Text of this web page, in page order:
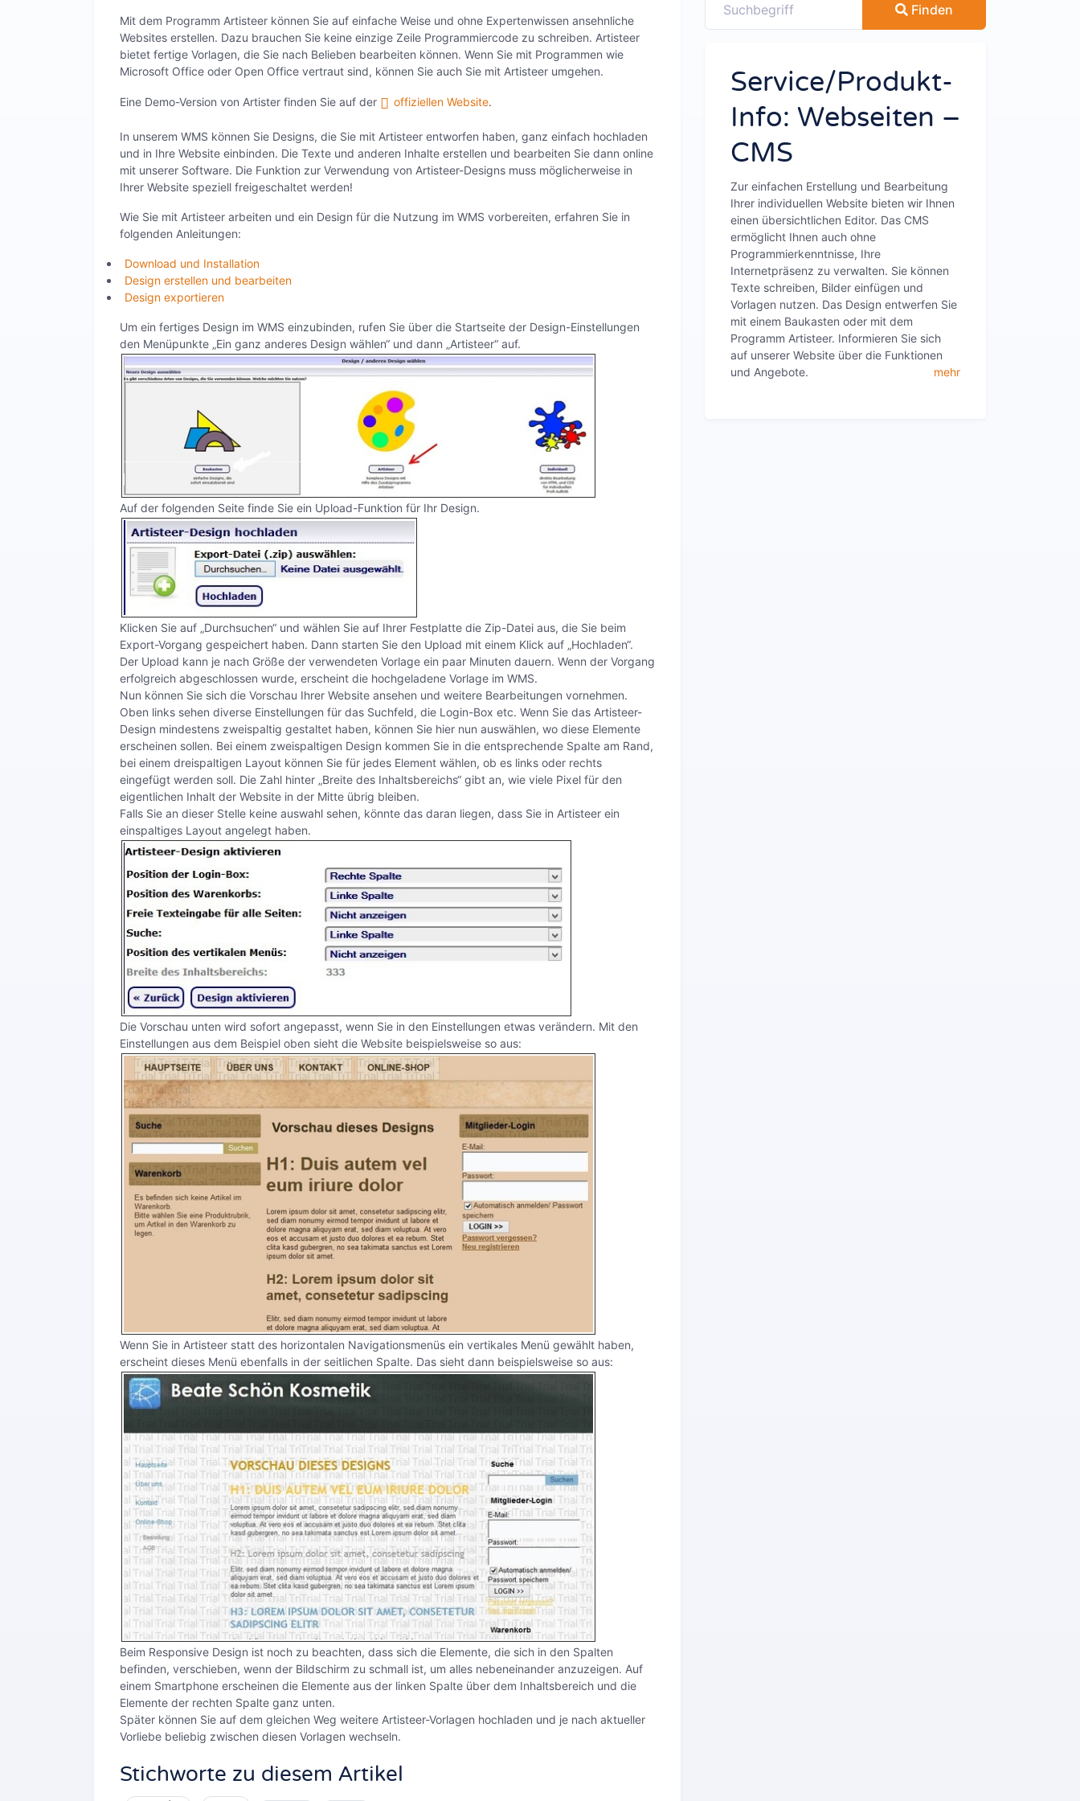
Mit dem Programm Artisteer können Sie auf einfache Weise und ohne Expertenwissen ansehnliche
Websites erstellen. Dazu brauchen Sie keine einzige Zeile Programmiercode zu schreiben. Artisteer
bietet fertige Vorlagen, die Sie nach Belieben bearbeiten können. Wenn Sie mit Programmen wie
Microsoft Office oder Open Office vertraut sind, können Sie auch Sie mit Artisteer umgehen.
Eine Demo-Version von Artister finden Sie auf der offiziellen Website.
In unserem WMS können Sie Designs, die Sie mit Artisteer entworfen haben, ganz einfach hochladen
und in Ihre Website einbinden. Die Texte und anderen Inhalte erstellen und bearbeiten Sie dann online
mit unserer Software. Die Funktion zur Verwendung von Artisteer-Designs muss möglicherweise in
Ihrer Website speziell freigeschaltet werden!
Wie Sie mit Artisteer arbeiten und ein Design für die Nutzung im WMS vorbereiten, erfahren Sie in
folgenden Anleitungen:
Download und Installation
Design erstellen und bearbeiten
Design exportieren
Um ein fertiges Design im WMS einzubinden, rufen Sie über die Startseite der Design-Einstellungen
den Menüpunkte „Ein ganz anderes Design wählen“ und dann „Artisteer“ auf.
Auf der folgenden Seite finde Sie ein Upload-Funktion für Ihr Design.
Klicken Sie auf „Durchsuchen“ und wählen Sie auf Ihrer Festplatte die Zip-Datei aus, die Sie beim
Export-Vorgang gespeichert haben. Dann starten Sie den Upload mit einem Klick auf „Hochladen“.
Der Upload kann je nach Größe der verwendeten Vorlage ein paar Minuten dauern. Wenn der Vorgang
erfolgreich abgeschlossen wurde, erscheint die hochgeladene Vorlage im WMS.
Nun können Sie sich die Vorschau Ihrer Website ansehen und weitere Bearbeitungen vornehmen.
Oben links sehen diverse Einstellungen für das Suchfeld, die Login-Box etc. Wenn Sie das Artisteer-
Design mindestens zweispaltig gestaltet haben, können Sie hier nun auswählen, wo diese Elemente
erscheinen sollen. Bei einem zweispaltigen Design kommen Sie in die entsprechende Spalte am Rand,
bei einem dreispaltigen Layout können Sie für jedes Element wählen, ob es links oder rechts
eingefügt werden soll. Die Zahl hinter „Breite des Inhaltsbereichs“ gibt an, wie viele Pixel für den
eigentlichen Inhalt der Website in der Mitte übrig bleiben.
Falls Sie an dieser Stelle keine auswahl sehen, könnte das daran liegen, dass Sie in Artisteer ein
einspaltiges Layout angelegt haben.
Die Vorschau unten wird sofort angepasst, wenn Sie in den Einstellungen etwas verändern. Mit den
Einstellungen aus dem Beispiel oben sieht die Website beispielsweise so aus:
Wenn Sie in Artisteer statt des horizontalen Navigationsmenüs ein vertikales Menü gewählt haben,
erscheint dieses Menü ebenfalls in der seitlichen Spalte. Das sieht dann beispielsweise so aus:
Beim Responsive Design ist noch zu beachten, dass sich die Elemente, die sich in den Spalten
befinden, verschieben, wenn der Bildschirm zu schmall ist, um alles nebeneinander anzuzeigen. Auf
einem Smartphone erscheinen die Elemente aus der linken Spalte über dem Inhaltsbereich und die
Elemente der rechten Spalte ganz unten.
Später können Sie auf dem gleichen Weg weitere Artisteer-Vorlagen hochladen und je nach aktueller
Vorliebe beliebig zwischen diesen Vorlagen wechseln.
Stichworte zu diesem Artikel
Finden
Service/Produkt-
Info: Webseiten –
CMS
Zur einfachen Erstellung und Bearbeitung
Ihrer individuellen Website bieten wir Ihnen
einen übersichtlichen Editor. Das CMS
ermöglicht Ihnen auch ohne
Programmierkenntnisse, Ihre
Internetpräsenz zu verwalten. Sie können
Texte schreiben, Bilder einfügen und
Vorlagen nutzen. Das Design entwerfen Sie
mit einem Baukasten oder mit dem
Programm Artisteer. Informieren Sie sich
auf unserer Website über die Funktionen
und Angebote.
mehr